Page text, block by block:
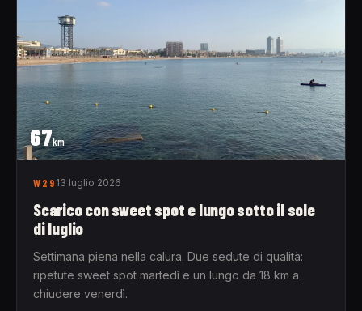
67km
W29 13 luglio 2026
Scarico con sweet spot e lungo sotto il sole
di luglio
Settimana piena nella calura. Due sedute di qualità:
ripetute sweet spot martedì e un lungo da 18 km a
chiudere venerdì.